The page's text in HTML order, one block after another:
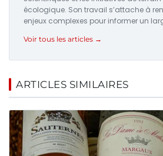
écologique. Son travail s’attache à
enjeux complexes pour informer un
Voir tous les articles →
ARTICLES SIMILAIRES